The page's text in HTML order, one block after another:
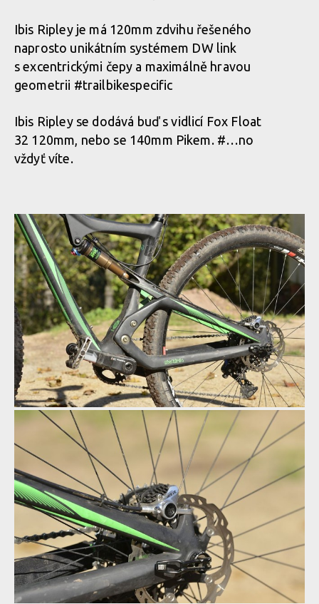
Ibis Ripley je má 120mm zdvihu řešeného
naprosto unikátním systémem DW link
s excentrickými čepy a maximálně hravou
geometrii #trailbikespecific
Ibis Ripley se dodává buď s vidlicí Fox Float
32 120mm, nebo se 140mm Pikem. #…no
vždyť víte.